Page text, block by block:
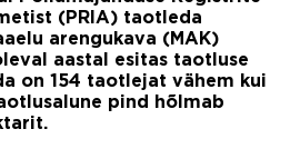
(PRIA) taotleda
arengukava (MAK)
aastal esitas taotluse
on 154 taotlejat vähem kui
pind hõlmab